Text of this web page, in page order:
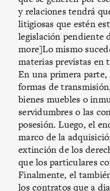
y relaciones tendrá
litigiosas que estén
legislación pendiente
more]Lo mismo
materias previstas en
En una primera
formas de
bienes muebles o
servidumbres o las
posesión. Luego, el
marco de la
extinción de los
que los particulares
Finalmente, el
los contratos que a